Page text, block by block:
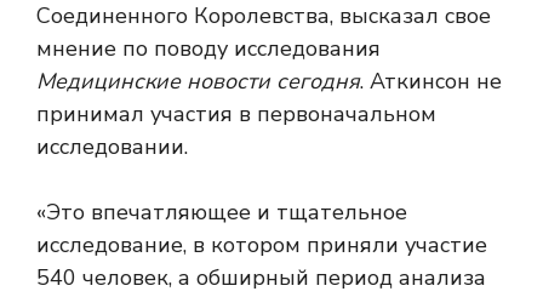
Соединенного Королевства, высказал свое
мнение по поводу исследования
Медицинские новости сегодня. Аткинсон не
принимал участия в первоначальном
исследовании.
«Это впечатляющее и тщательное
исследование, в котором приняли участие
540 человек, а обширный период анализа